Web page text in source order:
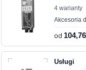
4 warianty
Akcesoria
od
Usługi